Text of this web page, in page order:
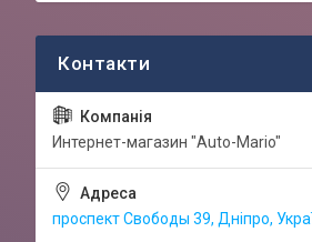
Интернет-магазин "Auto-Mario"
проспект Свободы 39, Дніпро,